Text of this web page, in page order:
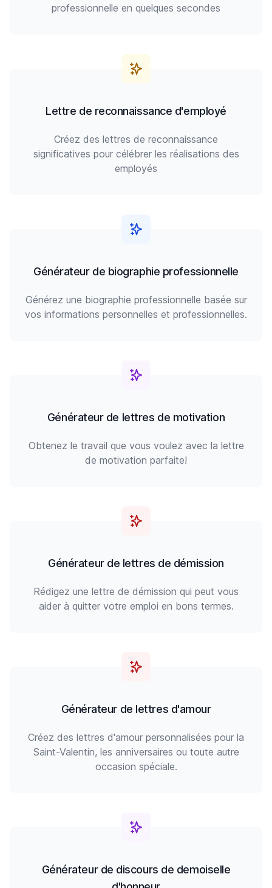
professionnelle en quelques secondes
Lettre de reconnaissance d'employé
Créez des lettres de reconnaissance
significatives pour célébrer les réalisations des
employés
Générateur de biographie professionnelle
Générez une biographie professionnelle basée sur
vos informations personnelles et professionnelles.
Générateur de lettres de motivation
Obtenez le travail que vous voulez avec la lettre
de motivation parfaite!
Générateur de lettres de démission
Rédigez une lettre de démission qui peut vous
aider à quitter votre emploi en bons termes.
Générateur de lettres d'amour
Créez des lettres d'amour personnalisées pour la
Saint-Valentin, les anniversaires ou toute autre
occasion spéciale.
Générateur de discours de demoiselle